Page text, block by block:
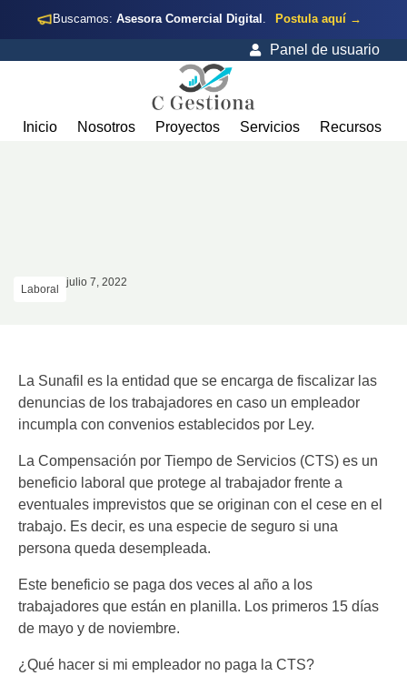
Buscamos: Asesora Comercial Digital . Postula aquí →
Panel de usuario
Inicio Nosotros Proyectos Servicios Recursos
Laboral
julio 7, 2022
La Sunafil es la entidad que se encarga de fiscalizar las
denuncias de los trabajadores en caso un empleador
incumpla con convenios establecidos por Ley.
La Compensación por Tiempo de Servicios (CTS) es un
beneficio laboral que protege al trabajador frente a
eventuales imprevistos que se originan con el cese en el
trabajo. Es decir, es una especie de seguro si una
persona queda desempleada.
Este beneficio se paga dos veces al año a los
trabajadores que están en planilla. Los primeros 15 días
de mayo y de noviembre.
¿Qué hacer si mi empleador no paga la CTS?